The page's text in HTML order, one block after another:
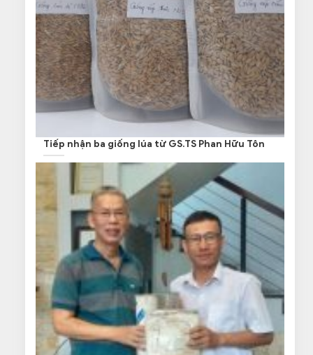
Tiếp nhận ba giống lúa từ GS.TS Phan Hữu Tôn